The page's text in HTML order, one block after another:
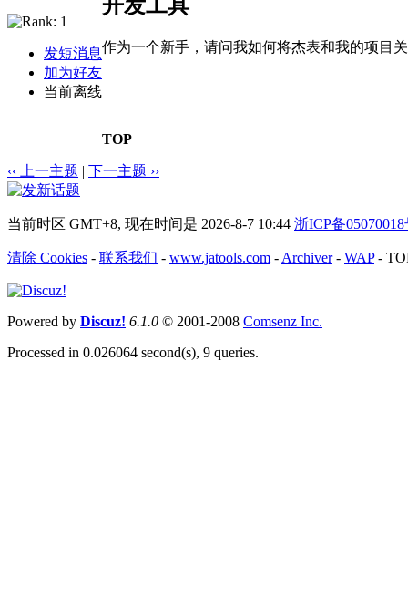
发短消息
加为好友
当前离线
开发工具
作为一个新手，请问我如何将杰表和我的项目
TOP
‹‹ 上一主题 | 下一主题 ››
当前时区 GMT+8, 现在时间是 2026-8-7 10:44 浙ICP备05070018
清除 Cookies - 联系我们 - www.jatools.com - Archiver- WAP-
Powered by Discuz! 6.1.0 © 2001-2008 Comsenz Inc.
Processed in 0.026064 second(s), 9 queries.